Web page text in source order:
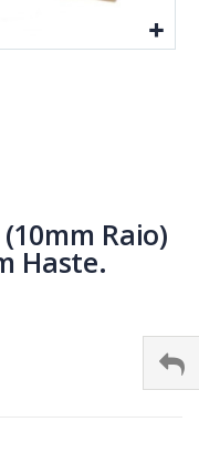
Raio)
Haste.